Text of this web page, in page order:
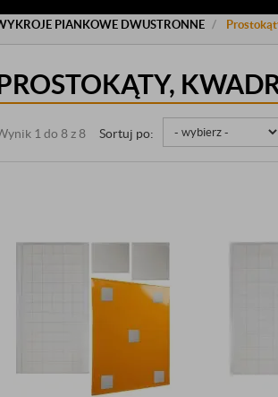
PIANKOWE DWUSTRONNE
1 do 8 z 8 Sortuj po: